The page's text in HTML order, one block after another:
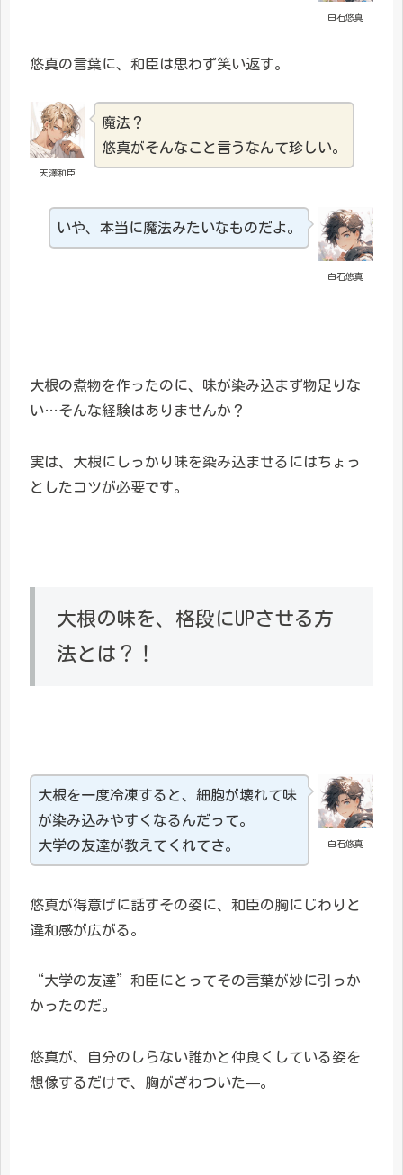
白石悠真
悠真の言葉に、和臣は思わず笑い返す。
天澤和臣
魔法？
悠真がそんなこと言うなんて珍しい。
白石悠真
いや、本当に魔法みたいなものだよ。
大根の煮物を作ったのに、味が染み込まず物足りな
い…そんな経験はありませんか？
実は、大根にしっかり味を染み込ませるにはちょっ
としたコツが必要です。
大根の味を、格段にUPさせる方
法とは？！
白石悠真
大根を一度冷凍すると、細胞が壊れて味
が染み込みやすくなるんだって。
大学の友達が教えてくれてさ。
悠真が得意げに話すその姿に、和臣の胸にじわりと
違和感が広がる。
“大学の友達”和臣にとってその言葉が妙に引っか
かったのだ。
悠真が、自分のしらない誰かと仲良くしている姿を
想像するだけで、胸がざわついた—。